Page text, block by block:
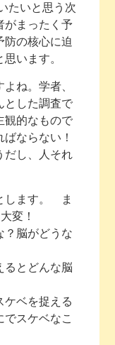
たいと思う次
がまったく予
防の核心に迫
います。
ね。学者、
とした調査で
観的なもので
ならない！
だし、人それ
します。 ま
変！
？脳がどうな
るとどんな脳
ケベを捉える
スケベなこ